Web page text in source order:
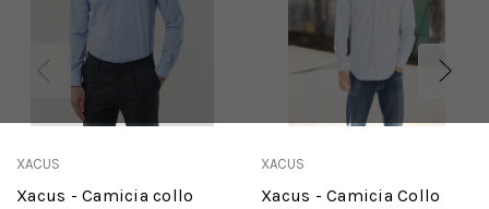
XACUS
Xacus - Camicia collo
XACUS
Xacus - Camicia Collo